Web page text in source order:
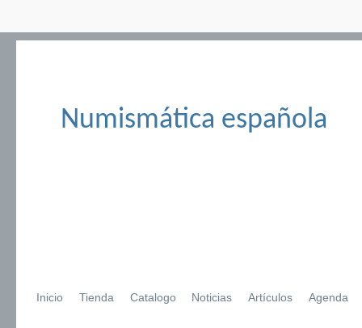
Numismática española
Inicio Tienda Catalogo Noticias Artículos Agenda